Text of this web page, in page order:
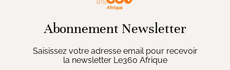
Abonnement Newsletter
Saisissez votre adresse email pour recevoir
la newsletter Le360 Afrique